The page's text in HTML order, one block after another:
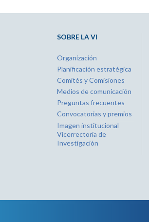
SOBRE LA VI
Organización
Planificación estratégica
Comités y Comisiones
Medios de comunicación
Preguntas frecuentes
Convocatorias y premios
Imagen institucional
Vicerrectoría de
Investigación